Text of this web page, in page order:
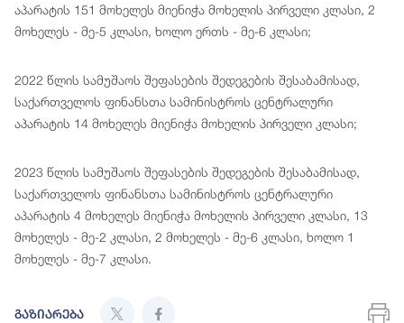
აპარატის 151 მოხელეს მიენიჭა მოხელის პირველი კლასი, 2
მოხელეს - მე-5 კლასი, ხოლო ერთს - მე-6 კლასი;
2022 წლის სამუშაოს შეფასების შედეგების შესაბამისად,
საქართველოს ფინანსთა სამინისტროს ცენტრალური
აპარატის 14 მოხელეს მიენიჭა მოხელის პირველი კლასი;
2023 წლის სამუშაოს შეფასების შედეგების შესაბამისად,
საქართველოს ფინანსთა სამინისტროს ცენტრალური
აპარატის 4 მოხელეს მიენიჭა მოხელის პირველი კლასი, 13
მოხელეს - მე-2 კლასი, 2 მოხელეს - მე-6 კლასი, ხოლო 1
მოხელეს - მე-7 კლასი.
გაზიარება